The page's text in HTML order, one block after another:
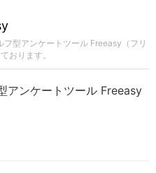
型アンケートツール Freeasy（フリ
おります。
アンケートツール Freeasy